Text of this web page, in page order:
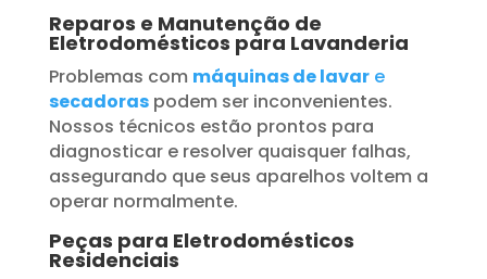
Reparos e Manutenção de
Eletrodomésticos para Lavanderia
Problemas com máquinas de lavare
secadoraspodem ser inconvenientes.
Nossos técnicos estão prontos para
diagnosticar e resolver quaisquer falhas,
assegurando que seus aparelhos voltem a
operar normalmente.
Peças para Eletrodomésticos
Residenciais